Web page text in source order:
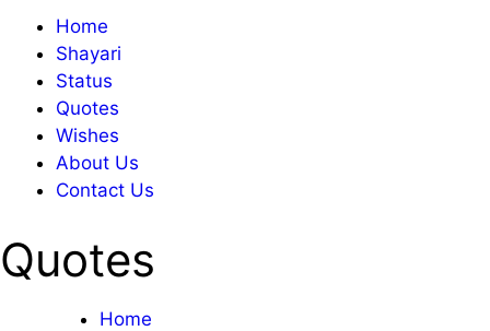
Home
Shayari
Status
Quotes
Wishes
About Us
Contact Us
Quotes
Home